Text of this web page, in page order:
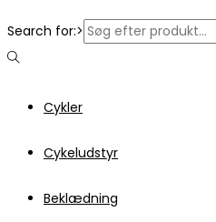
Search for:>
Cykler
Cykeludstyr
Beklædning